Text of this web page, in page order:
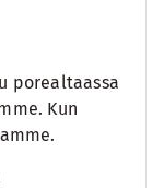
porealtaassa
Kun